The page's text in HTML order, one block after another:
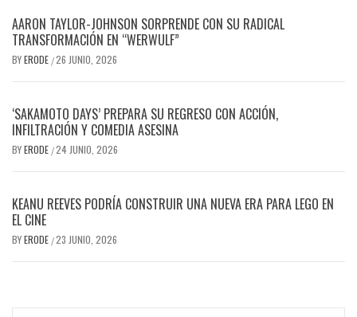
AARON TAYLOR-JOHNSON SORPRENDE CON SU RADICAL
TRANSFORMACIÓN EN “WERWULF”
BYERODE /26 JUNIO, 2026
‘SAKAMOTO DAYS’ PREPARA SU REGRESO CON ACCIÓN,
INFILTRACIÓN Y COMEDIA ASESINA
BYERODE /24 JUNIO, 2026
KEANU REEVES PODRÍA CONSTRUIR UNA NUEVA ERA PARA LEGO EN
EL CINE
BYERODE /23 JUNIO, 2026